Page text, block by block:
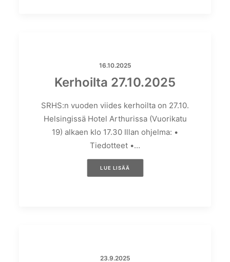
16.10.2025
Kerhoilta 27.10.2025
SRHS:n vuoden viides kerhoilta on 27.10.
Helsingissä Hotel Arthurissa (Vuorikatu
19) alkaen klo 17.30 Illan ohjelma: •
Tiedotteet •…
LUE LISÄÄ
23.9.2025